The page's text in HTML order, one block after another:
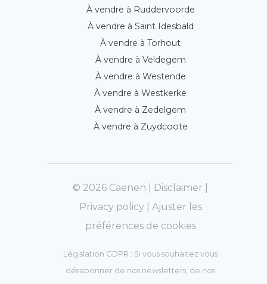
À vendre à Ruddervoorde
À vendre à Saint Idesbald
À vendre à Torhout
À vendre à Veldegem
À vendre à Westende
À vendre à Westkerke
À vendre à Zedelgem
À vendre à Zuydcoote
© 2026 Caenen | Disclaimer
Privacy policy| Ajuster les
préférences de cookies
Législation GDPR : Si vous souhaitez vous
désabonner de nos newsletters, de nos